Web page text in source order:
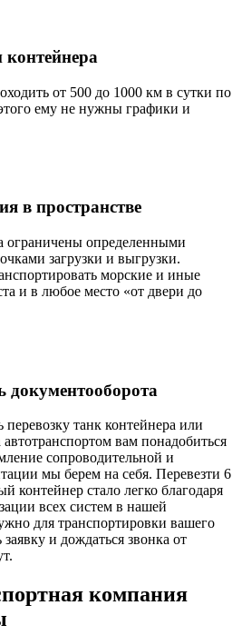
контейнера
от 500 до 1000 км в сутки по
ему не нужны графики и
в пространстве
ограничены определенными
загрузки и выгрузки.
морские и иные
и в любое место «от двери до
документооборота
танк контейнера или
автотранспортом вам понадобиться
сопроводительной и
мы берем на себя. Перевезти 6
контейнер стало легко благодаря
всех систем в нашей
для транспортировки вашего
и дождаться звонка от
компания